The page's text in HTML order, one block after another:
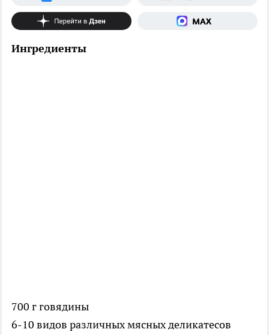
Ингредиенты
700 г говядины
6-10 видов различных мясных деликатесов